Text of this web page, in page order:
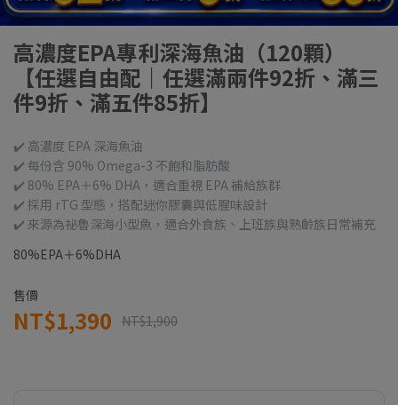
高濃度EPA專利深海魚油（120顆）
【任選自由配｜任選滿兩件92折、滿三
件9折、滿五件85折】
✔️ 高濃度 EPA 深海魚油
✔️ 每份含 90% Omega-3 不飽和脂肪酸
✔️ 80% EPA＋6% DHA，適合重視 EPA 補給族群
✔️ 採用 rTG 型態，搭配迷你膠囊與低腥味設計
✔️ 來源為祕魯深海小型魚，適合外食族、上班族與熟齡族日常補充
80%EPA＋6%DHA
售價
NT$1,390 NT$1,900